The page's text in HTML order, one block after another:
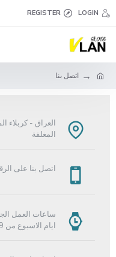
LOGIN
REGISTER
اتصل بنا
العراق - كربلاء
المغلقة
اتصل بنا على الرقم
ايام الاسبوع من 9 صباحا لغاية 12 ليلا